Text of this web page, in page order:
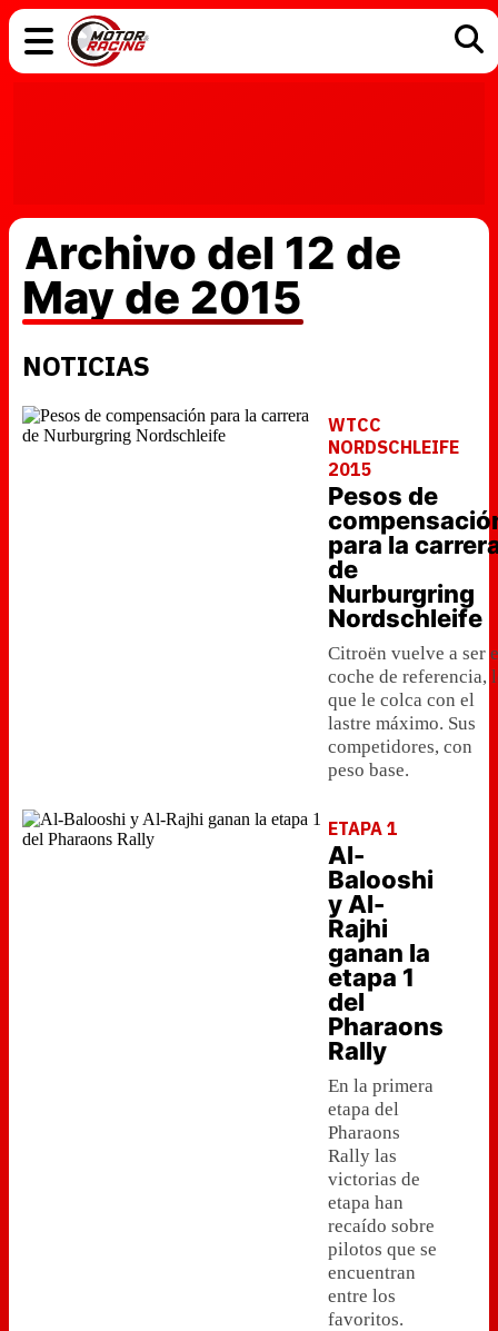
Archivo del 12 de
May de 2015
NOTICIAS
WTCC
NORDSCHLEIFE
2015
Pesos de
para la
de
Nurburgring
Nordschleife
Citroën vuelve a ser
coche de referencia,
que le colca con el
lastre máximo. Sus
competidores, con
peso base.
ETAPA 1
Al-
Balooshi
y Al-
Rajhi
ganan la
etapa 1
del
Pharaons
Rally
En la primera
etapa del
Pharaons
Rally las
victorias de
etapa han
recaído sobre
pilotos que se
encuentran
entre los
favoritos.